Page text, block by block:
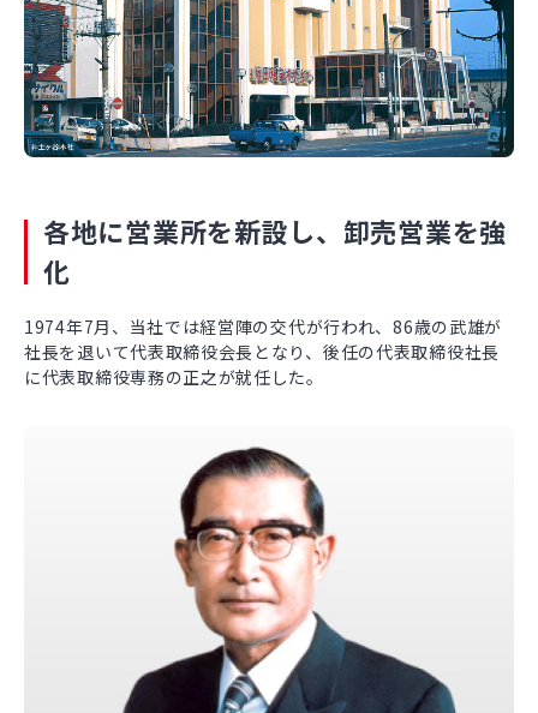
各地に営業所を新設し、卸売営業を強
化
1974年7月、当社では経営陣の交代が行われ、86歳の武雄が
社長を退いて代表取締役会長となり、後任の代表取締役社長
に代表取締役専務の正之が就任した。